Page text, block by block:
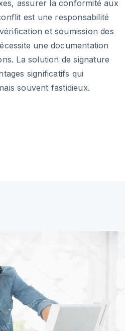
assurer la conformité aux
est une responsabilité
et soumission des
une documentation
La solution de signature
significatifs qui
souvent fastidieux.